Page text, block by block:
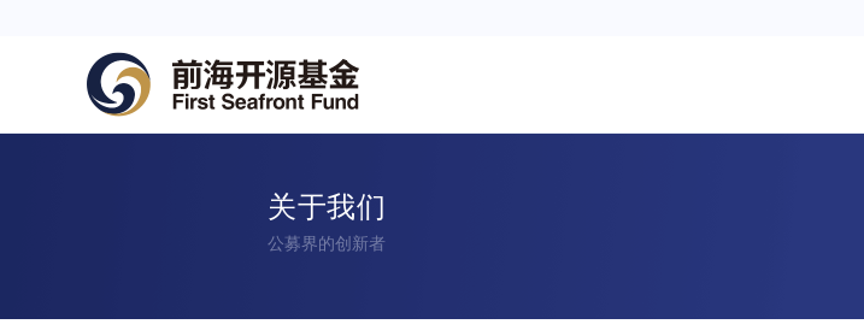
关于我们
公募界的创新者